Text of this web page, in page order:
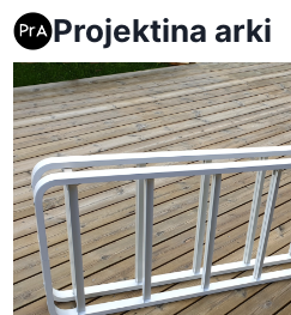
Siirry
sisältöönProjektina arki